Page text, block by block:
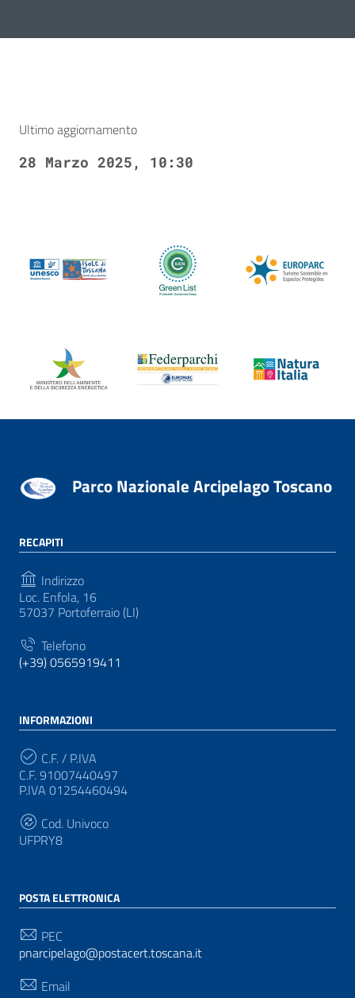
Ultimo aggiornamento
28 Marzo 2025, 10:30
Parco Nazionale Arcipelago Toscano
RECAPITI
Indirizzo
Loc. Enfola, 16
57037 Portoferraio (LI)
Telefono
(+39) 0565919411
INFORMAZIONI
C.F. / P.IVA
C.F. 91007440497
P.IVA 01254460494
Cod. Univoco
UFPRY8
POSTA ELETTRONICA
PEC
pnarcipelago@postacert.toscana.it
Email